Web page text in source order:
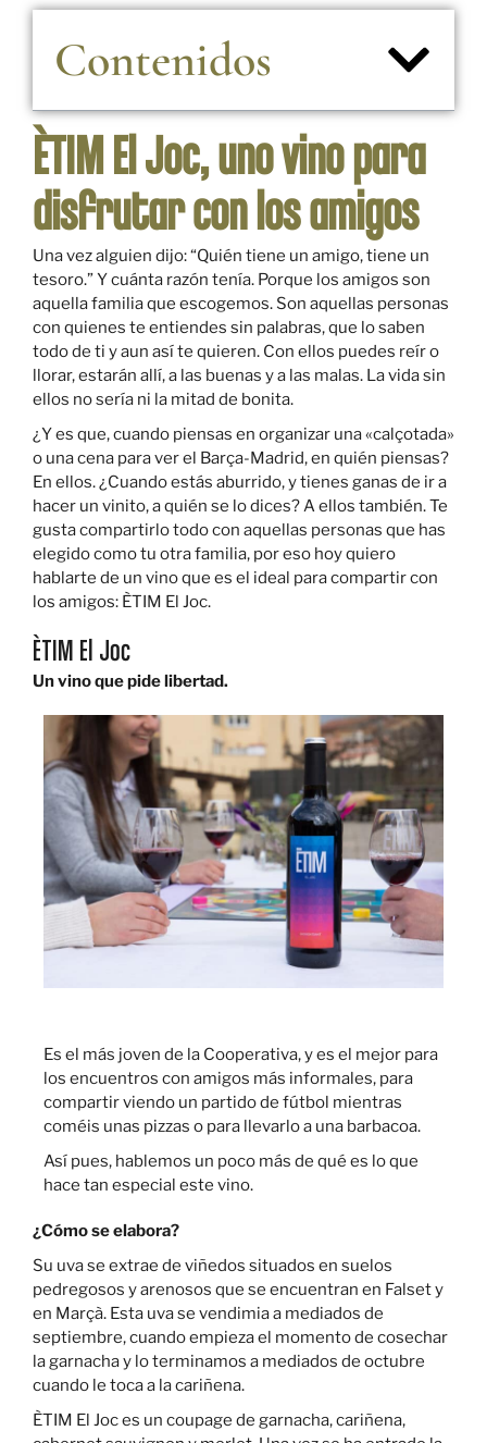
Contenidos
ÈTIM El Joc, uno vino para
disfrutar con los amigos
Una vez alguien dijo: “Quién tiene un amigo, tiene un
tesoro.” Y cuánta razón tenía. Porque los amigos son
aquella familia que escogemos. Son aquellas personas
con quienes te entiendes sin palabras, que lo saben
todo de ti y aun así te quieren. Con ellos puedes reír o
llorar, estarán allí, a las buenas y a las malas. La vida sin
ellos no sería ni la mitad de bonita.
¿Y es que, cuando piensas en organizar una «calçotada»
o una cena para ver el Barça-Madrid, en quién piensas?
En ellos. ¿Cuando estás aburrido, y tienes ganas de ir a
hacer un vinito, a quién se lo dices? A ellos también. Te
gusta compartirlo todo con aquellas personas que has
elegido como tu otra familia, por eso hoy quiero
hablarte de un vino que es el ideal para compartir con
los amigos: ÈTIM El Joc.
ÈTIM El Joc
Un vino que pide libertad.
Es el más joven de la Cooperativa, y es el mejor para
los encuentros con amigos más informales, para
compartir viendo un partido de fútbol mientras
coméis unas pizzas o para llevarlo a una barbacoa.
Así pues, hablemos un poco más de qué es lo que
hace tan especial este vino.
¿Cómo se elabora?
Su uva se extrae de viñedos situados en suelos
pedregosos y arenosos que se encuentran en Falset y
en Marçà. Esta uva se vendimia a mediados de
septiembre, cuando empieza el momento de cosechar
la garnacha y lo terminamos a mediados de octubre
cuando le toca a la cariñena.
ÈTIM El Joc es un coupage de garnacha, cariñena,